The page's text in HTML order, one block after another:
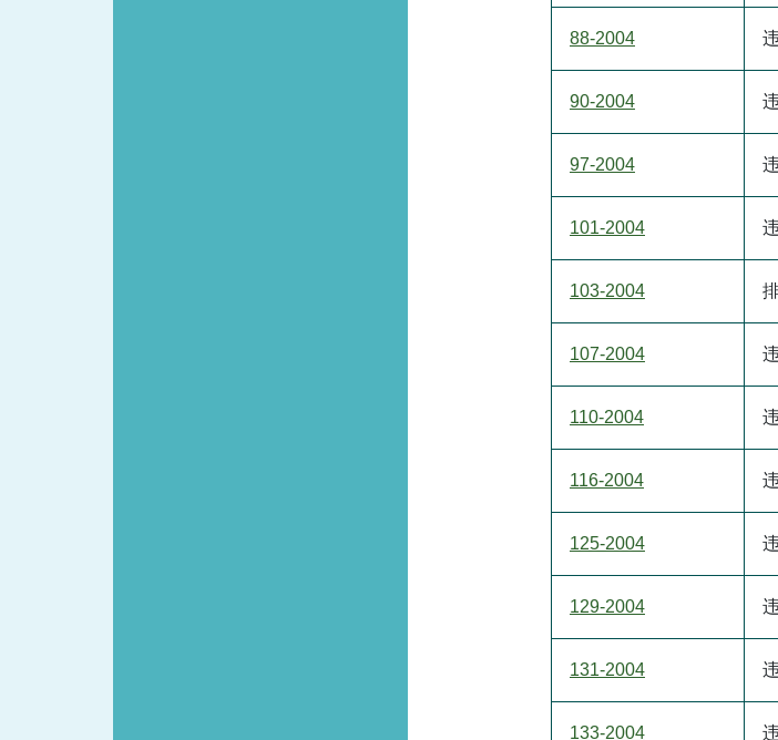
88-2004
90-2004
97-2004
101-2004
103-2004
107-2004
110-2004
116-2004
125-2004
129-2004
131-2004
133-2004